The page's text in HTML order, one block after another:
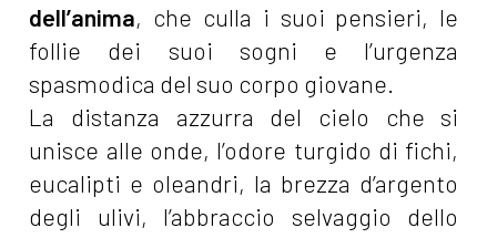
dell’anima, che culla i suoi pensieri, le
follie dei suoi sogni e l’urgenza
spasmodica del suo corpo giovane.
La distanza azzurra del cielo che si
unisce alle onde, l’odore turgido di fichi,
eucalipti e oleandri, la brezza d’argento
degli ulivi, l’abbraccio selvaggio dello